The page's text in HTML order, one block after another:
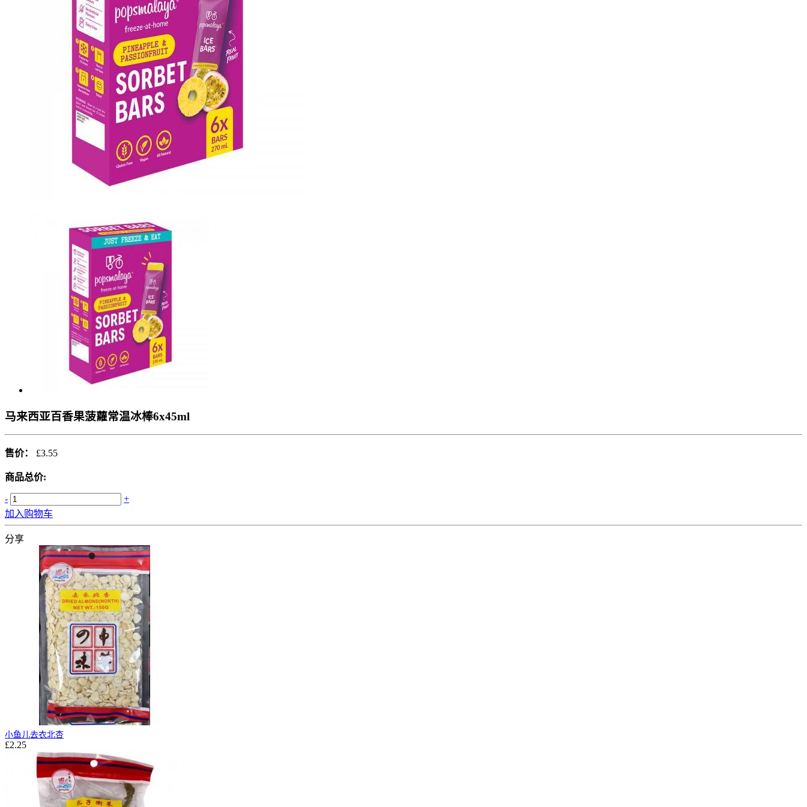
马来西亚百香果菠蘿常温冰棒6x45ml
售价： £3.55
商品总价:
-
+
加入购物车
分享
小鱼儿去衣北杏
£2.25